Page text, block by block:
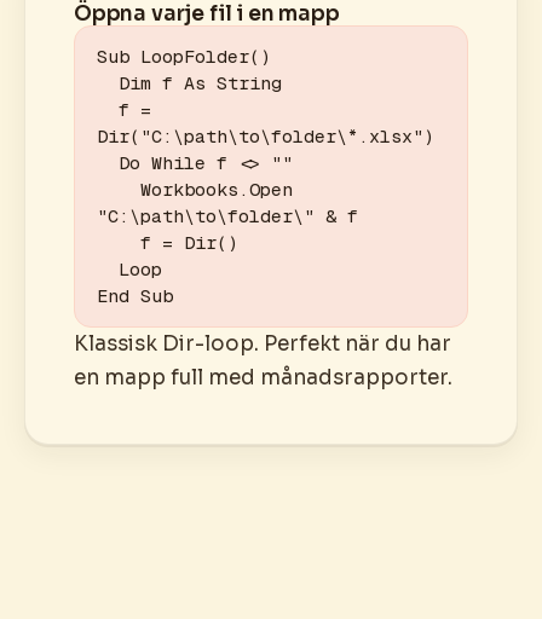
Öppna varje fil i en mapp
Sub LoopFolder()
Dir("C:\path\to\folder\*.xlsx")
"C:\path\to\folder\" & f
End Sub
Klassisk Dir-loop. Perfekt när du har
en mapp full med månadsrapporter.